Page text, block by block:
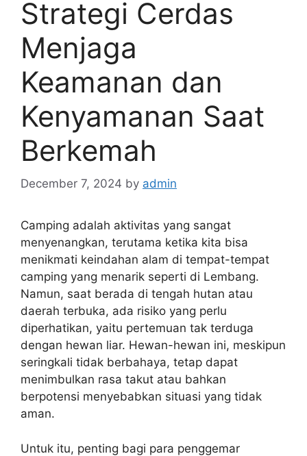
Strategi Cerdas
Menjaga
Keamanan dan
Kenyamanan Saat
Berkemah
December 7, 2024 by admin
Camping adalah aktivitas yang sangat
menyenangkan, terutama ketika kita bisa
menikmati keindahan alam di tempat-tempat
camping yang menarik seperti di Lembang.
Namun, saat berada di tengah hutan atau
daerah terbuka, ada risiko yang perlu
diperhatikan, yaitu pertemuan tak terduga
dengan hewan liar. Hewan-hewan ini, meskipun
seringkali tidak berbahaya, tetap dapat
menimbulkan rasa takut atau bahkan
berpotensi menyebabkan situasi yang tidak
aman.
Untuk itu, penting bagi para penggemar